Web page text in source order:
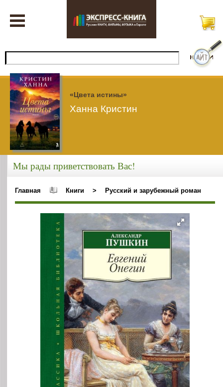
«Цвета истины»
Ханна Кристин
Мы рады приветствовать Вас!
Главная Книги > Русский и зарубежный роман